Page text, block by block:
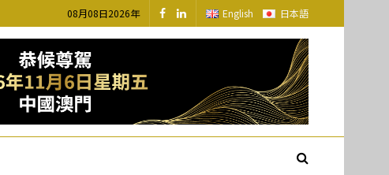
08月08日2026年 English 日本語